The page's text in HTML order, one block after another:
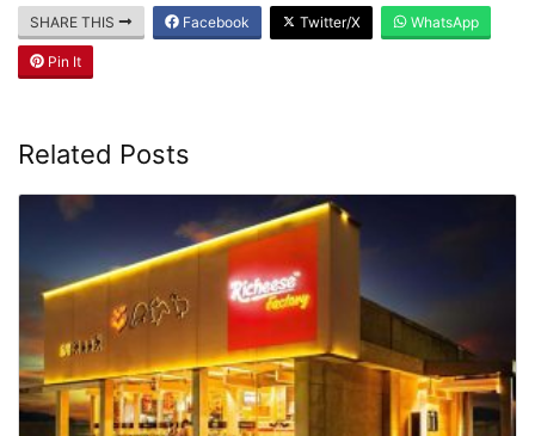
SHARE THIS Facebook Twitter/X WhatsApp
Pin It
Related Posts